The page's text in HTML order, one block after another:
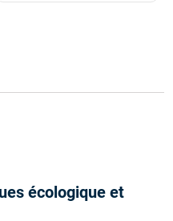
écologique et